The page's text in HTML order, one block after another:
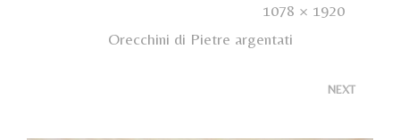
1078 × 1920in
Orecchini di Pietre argentati
NEXT